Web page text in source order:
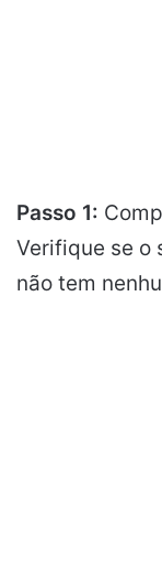
Passo 1:
Verifique se o
não tem